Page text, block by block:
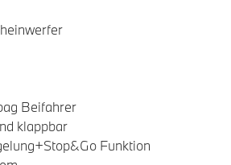
Beifahrer
klappbar
Funktion